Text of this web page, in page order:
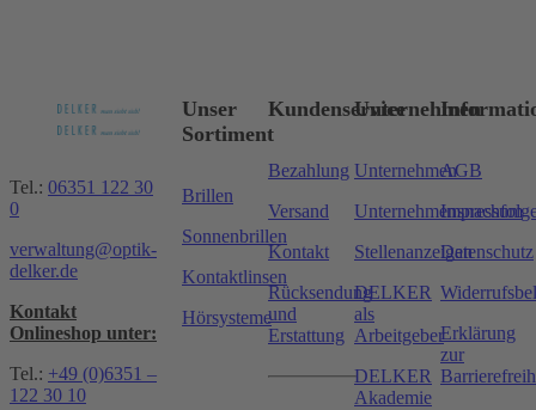
Tel.: 06351 122 30
0
verwaltung@optik-
delker.de
Kontakt
Onlineshop unter:
Tel.: +49 (0)6351 –
122 30 10
Unser
Sortiment
Brillen
Sonnenbrillen
Kontaktlinsen
Hörsysteme
Kundenservice
Bezahlung
Versand
Kontakt
Rücksendung
und
Erstattung
Unternehmen
Unternehmen
Stellenanzeigen
DELKER
als
Arbeitgeber
DELKER
Akademie
AGB
Impressum
Datenschutz
Erklärung
zur